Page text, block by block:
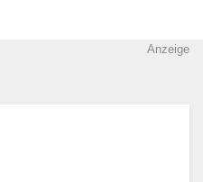
Anzeige